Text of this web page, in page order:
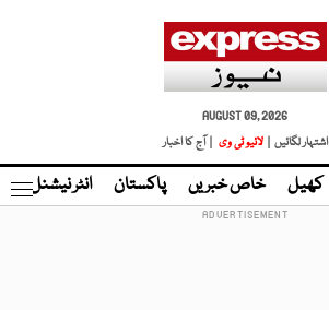
AUGUST 09, 2026
اشتہار لگائیں |
لائیو ٹی وی | آج کا اخبار
کھیل خاص خبریں پاکستان انٹر نیشنل